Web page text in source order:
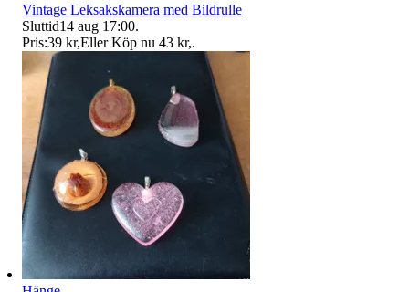
Vintage Leksakskamera med Bildrulle
Sluttid14 aug 17:00.
Pris:39 kr,Eller Köp nu 43 kr,.